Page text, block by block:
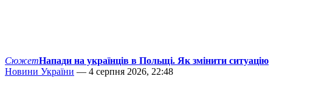
СюжетНапади на українців в Польщі. Як змінити ситуацію
Новини України — 4 серпня 2026, 22:48